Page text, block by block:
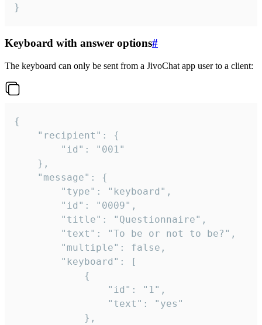
}
Keyboard with answer options#
The keyboard can only be sent from a JivoChat app user to a client:
{